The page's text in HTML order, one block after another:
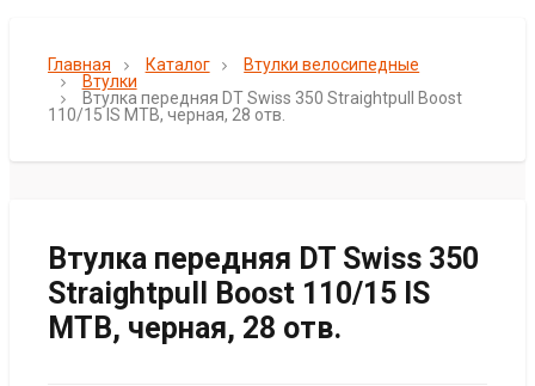
Главная Каталог
Втулки велосипедные
Втулки
Втулка передняя DT Swiss 350 Straightpull Boost
110/15 IS MTB, черная, 28 отв.
Втулка передняя DT Swiss 350
Straightpull Boost 110/15 IS
MTB, черная, 28 отв.